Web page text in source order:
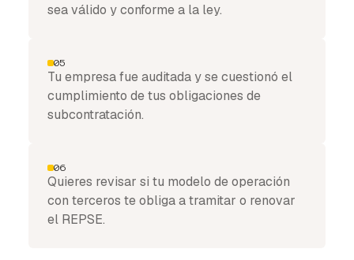
sea válido y conforme a la ley.
05
Tu empresa fue auditada y se cuestionó el
cumplimiento de tus obligaciones de
subcontratación.
06
Quieres revisar si tu modelo de operación
con terceros te obliga a tramitar o renovar
el REPSE.